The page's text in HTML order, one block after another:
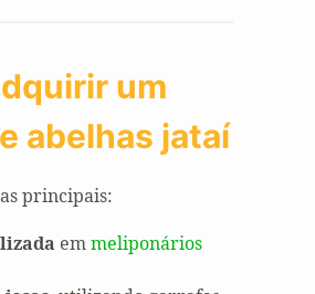
um
abelhas jataí
principais:
emmeliponários